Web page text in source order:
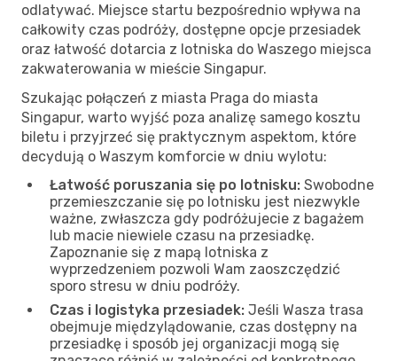
odlatywać. Miejsce startu bezpośrednio wpływa na
całkowity czas podróży, dostępne opcje przesiadek
oraz łatwość dotarcia z lotniska do Waszego miejsca
zakwaterowania w mieście Singapur.
Szukając połączeń z miasta Praga do miasta
Singapur, warto wyjść poza analizę samego kosztu
biletu i przyjrzeć się praktycznym aspektom, które
decydują o Waszym komforcie w dniu wylotu:
Łatwość poruszania się po lotnisku: Swobodne
przemieszczanie się po lotnisku jest niezwykle
ważne, zwłaszcza gdy podróżujecie z bagażem
lub macie niewiele czasu na przesiadkę.
Zapoznanie się z mapą lotniska z
wyprzedzeniem pozwoli Wam zaoszczędzić
sporo stresu w dniu podróży.
Czas i logistyka przesiadek: Jeśli Wasza trasa
obejmuje międzylądowanie, czas dostępny na
przesiadkę i sposób jej organizacji mogą się